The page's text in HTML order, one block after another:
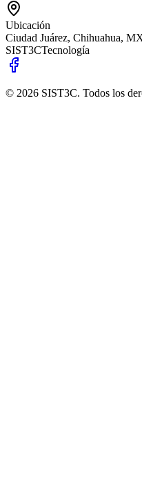
Ubicación
Ciudad Juárez, Chihuahua,
SIST3CTecnología
© 2026 SIST3C. Todos los